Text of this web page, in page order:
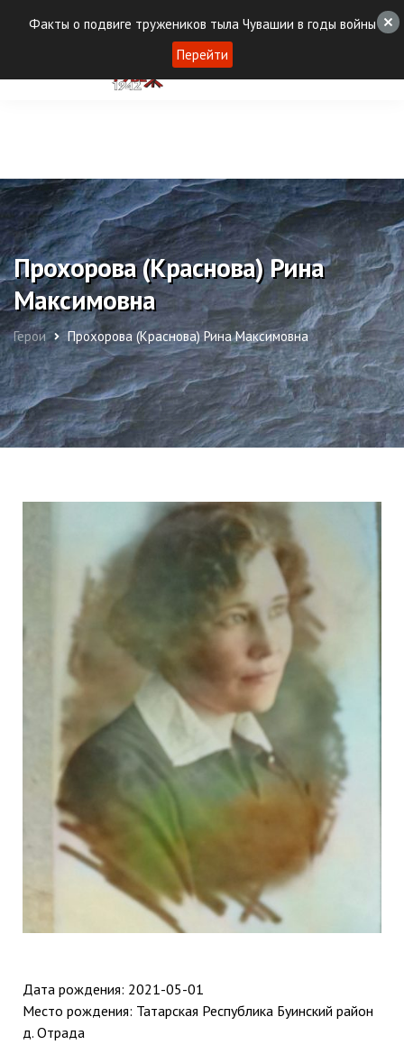
Прохорова (Краснова) Рина
Максимовна
Герои Прохорова (Краснова) Рина Максимовна
Дата рождения: 2021-05-01
Место рождения: Татарская Республика Буинский район
д. Отрада
Факты о подвиге тружеников тыла Чувашии в годы войны
Перейти